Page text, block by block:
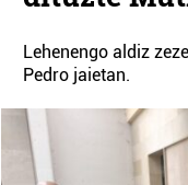
Lehenengo aldiz
Pedro jaietan.